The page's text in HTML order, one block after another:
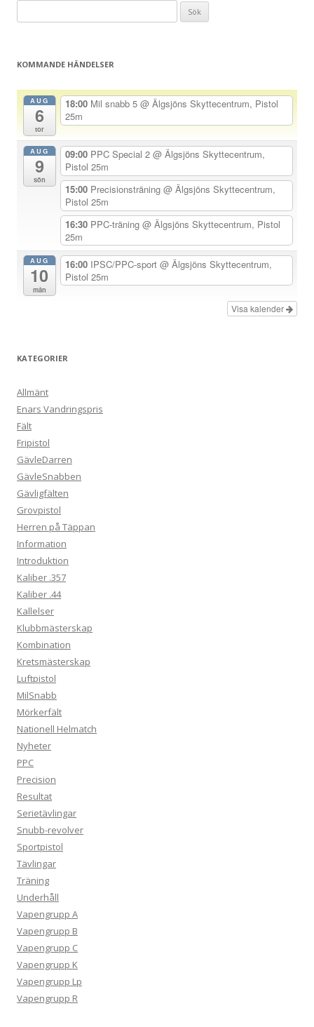
a
g
g
efter:
KOMMANDE HÄNDELSER
AUG
6
tor
18:00 Mil snabb 5 @ Älgsjöns Skyttecentrum, Pistol
25m
AUG
9
sön
09:00 PPC Special 2 @ Älgsjöns Skyttecentrum,
Pistol 25m
15:00 Precisionsträning @ Älgsjöns Skyttecentrum,
Pistol 25m
16:30 PPC-träning @ Älgsjöns Skyttecentrum, Pistol
25m
AUG
10
mån
16:00 IPSC/PPC-sport @ Älgsjöns Skyttecentrum,
Pistol 25m
Visa kalender
KATEGORIER
Allmänt
Enars Vandringspris
Fält
Fripistol
GävleDarren
GävleSnabben
Gävligfälten
Grovpistol
Herren på Täppan
Information
Introduktion
Kaliber .357
Kaliber .44
Kallelser
Klubbmästerskap
Kombination
Kretsmästerskap
Luftpistol
MilSnabb
Mörkerfält
Nationell Helmatch
Nyheter
PPC
Precision
Resultat
Serietävlingar
Snubb-revolver
Sportpistol
Tävlingar
Träning
Underhåll
Vapengrupp A
Vapengrupp B
Vapengrupp C
Vapengrupp K
Vapengrupp Lp
Vapengrupp R